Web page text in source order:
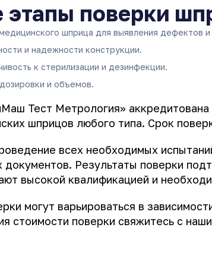
поверки
шприца для выявления дефектов
и надежности конструкции.
к стерилизации и дезинфекции.
и объемов.
Тест Метрология»
шприцов любого типа. Срок
всех необходимых
документов. Результаты поверки
высокой квалификацией и
могут варьироваться в
стоимости поверки свяжитесь с